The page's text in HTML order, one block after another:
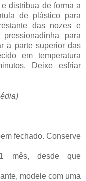
distribua de forma a
de plástico para
das nozes e
para
a parte superior das
em temperatura
Deixe esfriar
fechado. Conserve
mês, desde que
modele com uma